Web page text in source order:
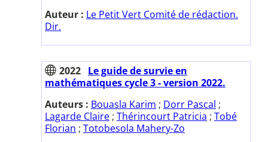
Auteur : Le Petit Vert Comité de rédaction.
Dir.
2022 Le guide de survie en
mathématiques cycle 3 - version 2022.
Auteurs : Bouasla Karim ; Dorr Pascal ;
Lagarde Claire ; Thérincourt Patricia ; Tobé
Florian ; Totobesola Mahery-Zo